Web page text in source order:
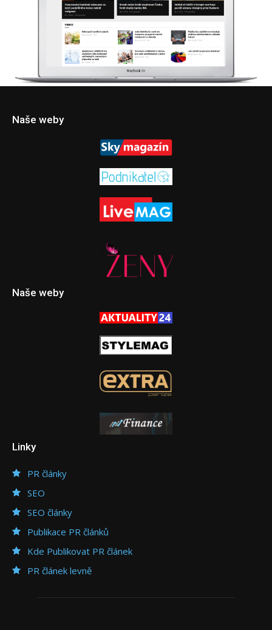
Naše weby
Naše weby
Linky
PR články
SEO
SEO články
Publikace PR článků
Kde Publikovat PR článek
PR článek levně